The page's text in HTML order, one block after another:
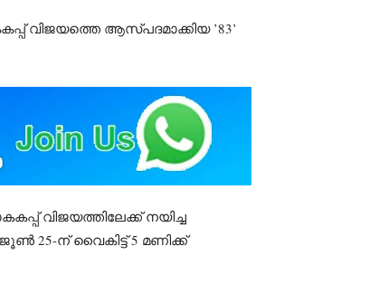
വിജയത്തെ ആസ്പദമാക്കിയ ’83’
വിജയത്തിലേക്ക് നയിച്ച
25-ന് വൈകിട്ട് 5 മണിക്ക്